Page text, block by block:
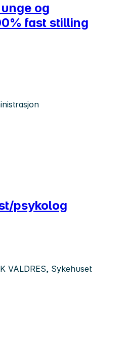
og
fast stilling
psykolog
VALDRES, Sykehuset